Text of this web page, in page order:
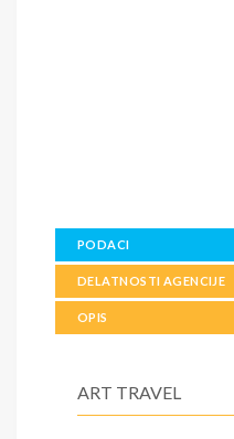
PODACI
DELATNOSTI AGENCIJE
OPIS
ART TRAVEL